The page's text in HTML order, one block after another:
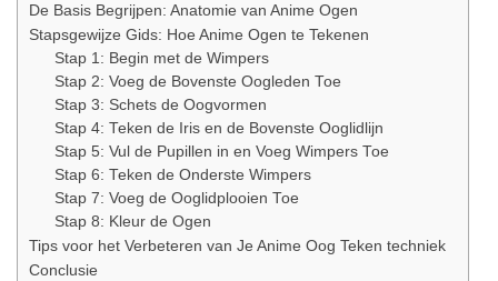
De Basis Begrijpen: Anatomie van Anime Ogen
Stapsgewijze Gids: Hoe Anime Ogen te Tekenen
Stap 1: Begin met de Wimpers
Stap 2: Voeg de Bovenste Oogleden Toe
Stap 3: Schets de Oogvormen
Stap 4: Teken de Iris en de Bovenste Ooglidlijn
Stap 5: Vul de Pupillen in en Voeg Wimpers Toe
Stap 6: Teken de Onderste Wimpers
Stap 7: Voeg de Ooglidplooien Toe
Stap 8: Kleur de Ogen
Tips voor het Verbeteren van Je Anime Oog Teken techniek
Conclusie